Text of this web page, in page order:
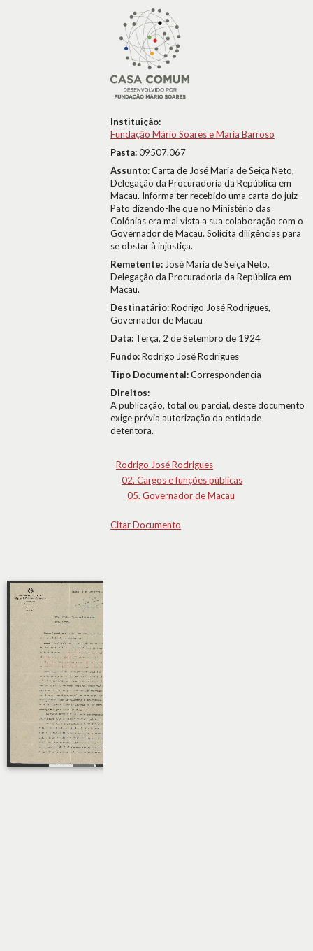
Instituição:
Fundação Mário Soares e Maria Barroso
Pasta:09507.067
Assunto:Carta de José Maria de Seiça Neto,
Delegação da Procuradoria da República em
Macau. Informa ter recebido uma carta do juiz
Pato dizendo-lhe que no Ministério das
Colónias era mal vista a sua colaboração com o
Governador de Macau. Solicita diligências para
se obstar à injustiça.
Remetente: José Maria de Seiça Neto,
Delegação da Procuradoria da República em
Macau.
Destinatário:Rodrigo José Rodrigues,
Governador de Macau
Data: Terça, 2 de Setembro de 1924
Fundo:Rodrigo José Rodrigues
Tipo Documental:Correspondencia
Direitos:
A publicação, total ou parcial, deste documento
exige prévia autorização da entidade
detentora.
Rodrigo José Rodrigues
02. Cargos e funções públicas
05. Governador de Macau
Citar Documento